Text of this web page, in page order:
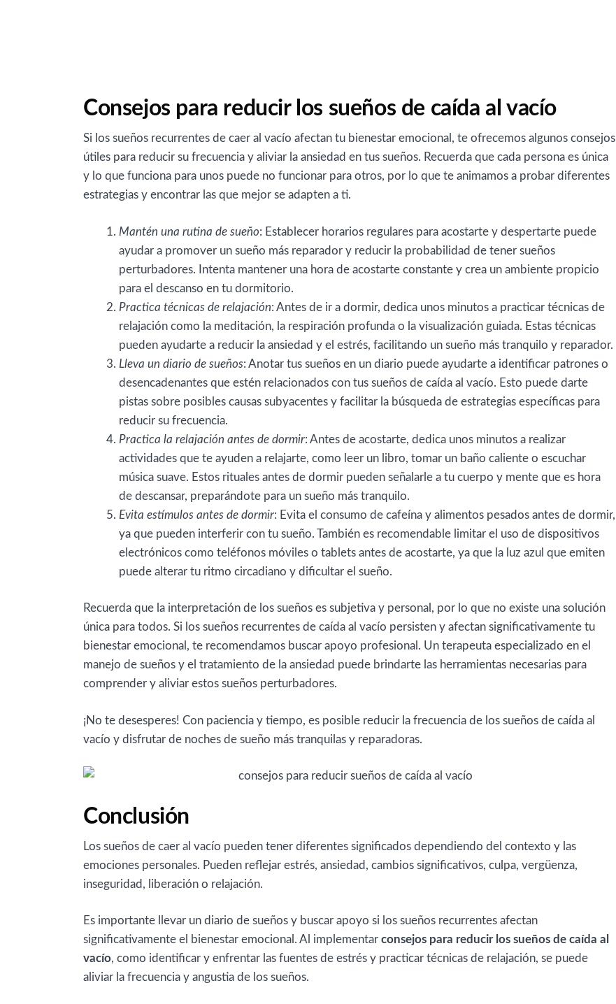
Consejos para reducir los sueños de caída al vacío
Si los sueños recurrentes de caer al vacío afectan tu bienestar emocional, te ofrecemos algunos consejos
útiles para reducir su frecuencia y aliviar la ansiedad en tus sueños. Recuerda que cada persona es única
y lo que funciona para unos puede no funcionar para otros, por lo que te animamos a probar diferentes
estrategias y encontrar las que mejor se adapten a ti.
Mantén una rutina de sueño: Establecer horarios regulares para acostarte y despertarte puede
ayudar a promover un sueño más reparador y reducir la probabilidad de tener sueños
perturbadores. Intenta mantener una hora de acostarte constante y crea un ambiente propicio
para el descanso en tu dormitorio.
Practica técnicas de relajación: Antes de ir a dormir, dedica unos minutos a practicar técnicas de
relajación como la meditación, la respiración profunda o la visualización guiada. Estas técnicas
pueden ayudarte a reducir la ansiedad y el estrés, facilitando un sueño más tranquilo y reparador.
Lleva un diario de sueños: Anotar tus sueños en un diario puede ayudarte a identificar patrones o
desencadenantes que estén relacionados con tus sueños de caída al vacío. Esto puede darte
pistas sobre posibles causas subyacentes y facilitar la búsqueda de estrategias específicas para
reducir su frecuencia.
Practica la relajación antes de dormir: Antes de acostarte, dedica unos minutos a realizar
actividades que te ayuden a relajarte, como leer un libro, tomar un baño caliente o escuchar
música suave. Estos rituales antes de dormir pueden señalarle a tu cuerpo y mente que es hora
de descansar, preparándote para un sueño más tranquilo.
Evita estímulos antes de dormir: Evita el consumo de cafeína y alimentos pesados antes de dormir,
ya que pueden interferir con tu sueño. También es recomendable limitar el uso de dispositivos
electrónicos como teléfonos móviles o tablets antes de acostarte, ya que la luz azul que emiten
puede alterar tu ritmo circadiano y dificultar el sueño.
Recuerda que la interpretación de los sueños es subjetiva y personal, por lo que no existe una solución
única para todos. Si los sueños recurrentes de caída al vacío persisten y afectan significativamente tu
bienestar emocional, te recomendamos buscar apoyo profesional. Un terapeuta especializado en el
manejo de sueños y el tratamiento de la ansiedad puede brindarte las herramientas necesarias para
comprender y aliviar estos sueños perturbadores.
¡No te desesperes! Con paciencia y tiempo, es posible reducir la frecuencia de los sueños de caída al
vacío y disfrutar de noches de sueño más tranquilas y reparadoras.
Conclusión
Los sueños de caer al vacío pueden tener diferentes significados dependiendo del contexto y las
emociones personales. Pueden reflejar estrés, ansiedad, cambios significativos, culpa, vergüenza,
inseguridad, liberación o relajación.
Es importante llevar un diario de sueños y buscar apoyo si los sueños recurrentes afectan
significativamente el bienestar emocional. Al implementarconsejos para reducir los sueños de caída al
vacío, como identificar y enfrentar las fuentes de estrés y practicar técnicas de relajación, se puede
aliviar la frecuencia y angustia de los sueños.